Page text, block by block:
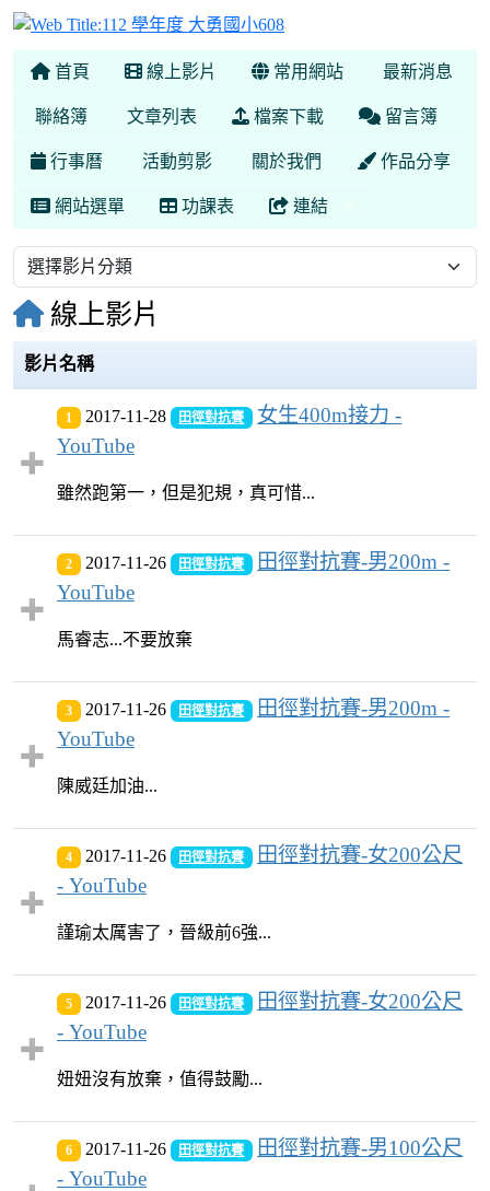
112 學年度 大勇國小608
首頁 線上影片 常用網站 最新消息
聯絡簿 文章列表 檔案下載 留言簿
行事曆 活動剪影 關於我們 作品分享
網站選單 功課表 連結
線上影片
影片名稱
1 2017-11-28 田徑對抗賽
女生400m接力 -
YouTube
雖然跑第一，但是犯規，真可惜...
2 2017-11-26 田徑對抗賽
田徑對抗賽-男200m -
YouTube
馬睿志...不要放棄
3 2017-11-26 田徑對抗賽
田徑對抗賽-男200m -
YouTube
陳威廷加油...
4 2017-11-26 田徑對抗賽
田徑對抗賽-女200公尺
- YouTube
謹瑜太厲害了，晉級前6強...
5 2017-11-26 田徑對抗賽
田徑對抗賽-女200公尺
- YouTube
妞妞沒有放棄，值得鼓勵...
6 2017-11-26 田徑對抗賽
田徑對抗賽-男100公尺
- YouTube